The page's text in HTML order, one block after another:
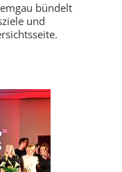
bündelt
und